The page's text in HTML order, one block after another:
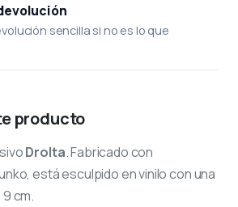
sencilla si no es lo que
producto
Drolta. Fabricado con
está esculpido en vinilo con una
cm.